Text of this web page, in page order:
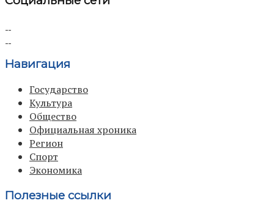
Навигация
Государство
Культура
Общество
Официальная хроника
Регион
Спорт
Экономика
Полезные ссылки